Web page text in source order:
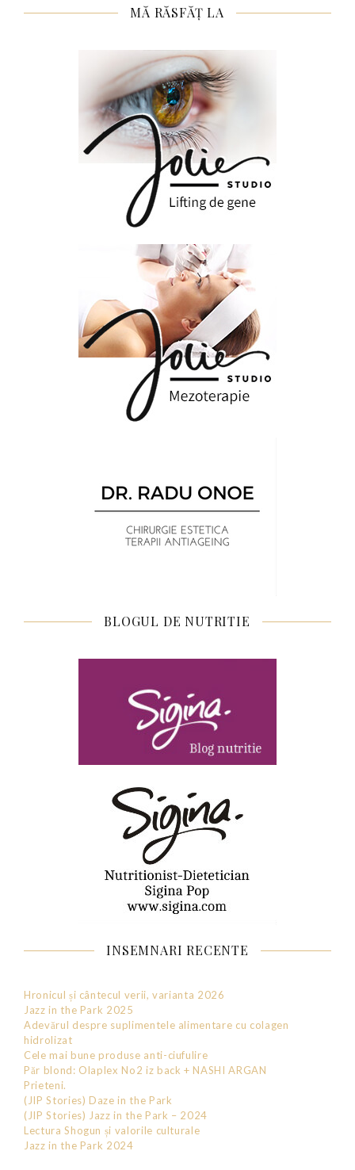
MĂ RĂSFĂȚ LA
BLOGUL DE NUTRITIE
INSEMNARI RECENTE
Hronicul și cântecul verii, varianta 2026
Jazz in the Park 2025
Adevărul despre suplimentele alimentare cu colagen
hidrolizat
Cele mai bune produse anti-ciufulire
Păr blond: Olaplex No2 iz back + NASHI ARGAN
Prieteni.
(JIP Stories) Daze in the Park
(JIP Stories) Jazz in the Park – 2024
Lectura Shogun și valorile culturale
Jazz in the Park 2024